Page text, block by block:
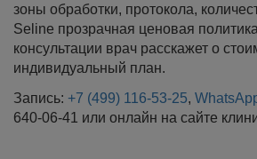
зоны обработки, протокола,
Seline прозрачная ценовая
консультации врач расскажет о
индивидуальный план.
Запись: +7 (499) 116-53-25,
640-06-41 или онлайн на сайте